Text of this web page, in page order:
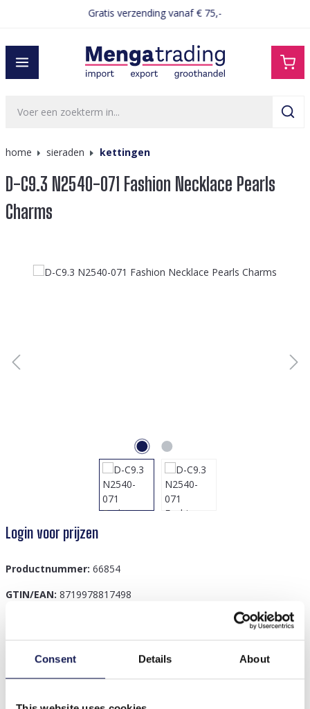
Consent Details About
Gratis verzending vanaf € 75,-
home sieraden kettingen
D-C9.3 N2540-071 Fashion Necklace Pearls
Charms
Afbeeldingengalerij overslaan
Login voor prijzen
Productnummer: 66854
GTIN/EAN: 8719978817498
Introducing the D-C9.3 N2540-071 Fashion Necklace, a